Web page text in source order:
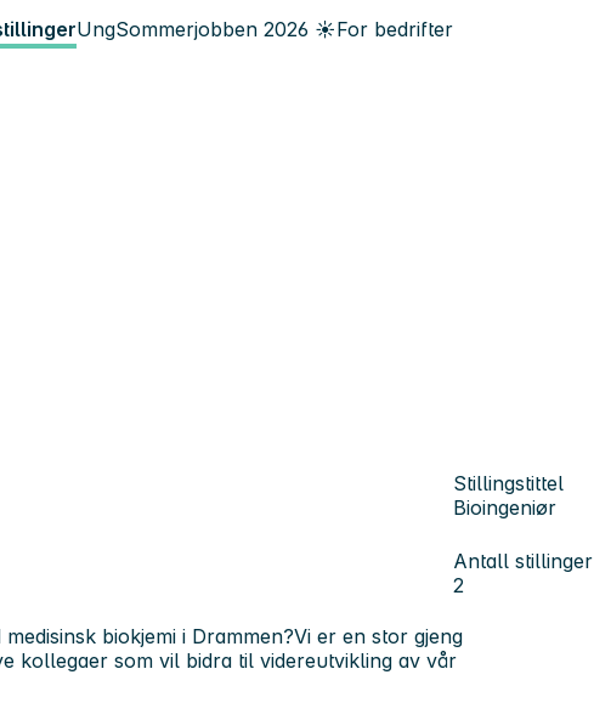
UngSommerjobben 2026 ☀️For bedrifter
Stillingstittel
Bioingeniør
Antall stillinger
2
biokjemi i Drammen?Vi er en stor gjeng
kollegaer som vil bidra til videreutvikling av vår